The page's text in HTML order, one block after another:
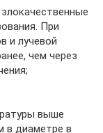
При
и лучевой
чем через
выше
в диаметре в